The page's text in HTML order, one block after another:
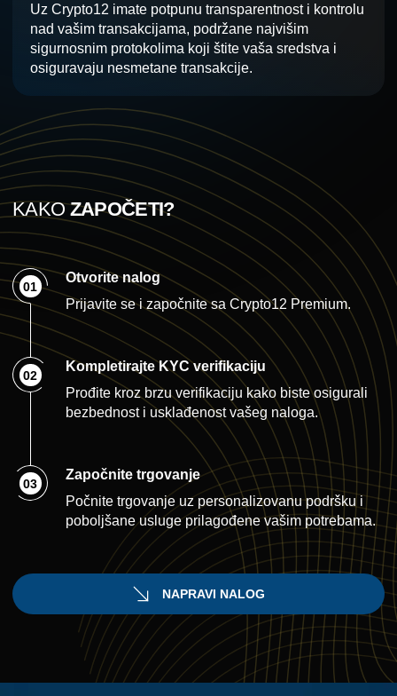
Uz Crypto12 imate potpunu transparentnost i kontrolu
nad vašim transakcijama, podržane najvišim
sigurnosnim protokolima koji štite vaša sredstva i
osiguravaju nesmetane transakcije.
KAKOZAPOČETI?
01
Otvorite nalog
Prijavite se i započnite sa Crypto12 Premium.
02
Kompletirajte KYC verifikaciju
Prođite kroz brzu verifikaciju kako biste osigurali
bezbednost i usklađenost vašeg naloga.
03
Započnite trgovanje
Počnite trgovanje uz personalizovanu podršku i
poboljšane usluge prilagođene vašim potrebama.
NAPRAVI NALOG